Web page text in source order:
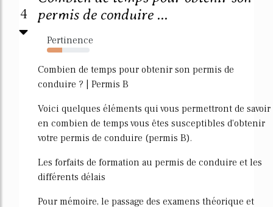
4
permis de conduire ...
Pertinence
35%
Combien de temps pour obtenir son permis de
conduire ? | Permis B
Voici quelques éléments qui vous permettront de savoir
en combien de temps vous êtes susceptibles d'obtenir
votre permis de conduire (permis B).
Les forfaits de formation au permis de conduire et les
différents délais
Pour mémoire, le passage des examens théorique et